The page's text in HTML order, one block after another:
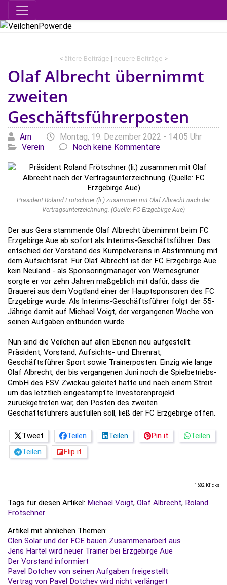
< ältere Beiträge | neuere Beiträge >
Olaf Albrecht übernimmt
zweiten
Geschäftsführerposten
Geschrieben von
Arn am Montag, 19. Dezember 2022 - 14:05 Uhr
Verein
Noch keine Kommentare
Präsident Roland Frötschner (li.) zusammen mit Olaf Albrecht nach der
Vertragsunterzeichnung. (Quelle: FC Erzgebirge Aue)
Der aus Gera stammende Olaf Albrecht übernimmt beim FC
Erzgebirge Aue ab sofort als Interims-Geschäftsführer. Das
entschied der Vorstand des Kumpelvereins in Abstimmung mit
dem Aufsichtsrat. Für Olaf Albrecht ist der FC Erzgebirge Aue
kein Neuland - als Sponsoringmanager von Wernesgrüner
sorgte er vor zehn Jahren maßgeblich mit dafür, dass die
Brauerei aus dem Vogtland einer der Hauptsponsoren des FC
Erzgebirge wurde. Als Interims-Geschäftsführer folgt der 55-
Jährige damit auf Michael Voigt, der vergangenen Woche von
seinen Aufgaben entbunden wurde.
Nun sind die Veilchen auf allen Ebenen neu aufgestellt:
Präsident, Vorstand, Aufsichts- und Ehrenrat,
Geschäftsführer Sport sowie Trainerposten. Einzig wie lange
Olaf Albrecht, der bis vergangenen Juni noch die Spielbetriebs-
GmbH des FSV Zwickau geleitet hatte und nach einem Streit
um das letztlich eingestampfte Investorenprojekt
zurückgetreten war, den Posten des zweiten
Geschäftsführers ausfüllen soll, ließ der FC Erzgebirge offen.
Tweet Teilen Teilen Pin it
Teilen
Teilen
Flip it
1682 Klicks
Tags für diesen Artikel: Michael Voigt, Olaf Albrecht, Roland
Frötschner
Artikel mit ähnlichen Themen:
Clen Solar und der FCE bauen Zusammenarbeit aus
Jens Härtel wird neuer Trainer bei Erzgebirge Aue
Der Vorstand informiert
Pavel Dotchev von seinen Aufgaben freigestellt
Vertrag von Pavel Dotchev wird nicht verlängert